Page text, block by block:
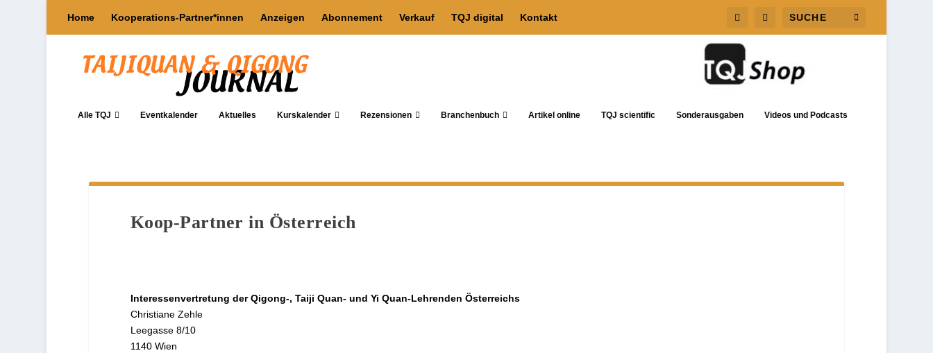
Home Kooperations-Partner*innen Anzeigen Abonnement Verkauf TQJ digital Kontakt
Alle TQJ Eventkalender Aktuelles Kurskalender Rezensionen Branchenbuch Artikel online TQJ scientific Sonderausgaben Videos und Podcasts
Koop-Partner in Österreich
Interessenvertretung der Qigong-, Taiji Quan- und Yi Quan-Lehrenden Österreichs
Christiane Zehle
Leegasse 8/10
1140 Wien